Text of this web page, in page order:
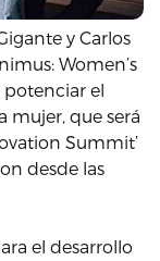
y Carlos
Women’s
potenciar el
mujer, que será
Summit’
desde las
el desarrollo